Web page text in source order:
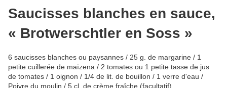
Saucisses blanches en sauce,
« Brotwerschtler en Soss »
6 saucisses blanches ou paysannes / 25 g. de margarine / 1
petite cuillerée de maïzena / 2 tomates ou 1 petite tasse de jus
de tomates / 1 oignon / 1/4 de lit. de bouillon / 1 verre d'eau /
Poivre du moulin / 5 cl. de crème fraîche (facultatif).